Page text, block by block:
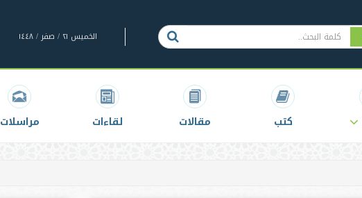
الخميس ٢١ / صفر / ١٤٤٨
كتب مقالات لقاءات مراسلات